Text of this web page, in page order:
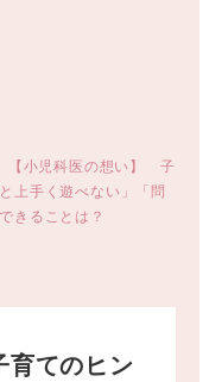
【小児科医の想い】 子
上手く遊べない」「問
きることは？
てのヒン